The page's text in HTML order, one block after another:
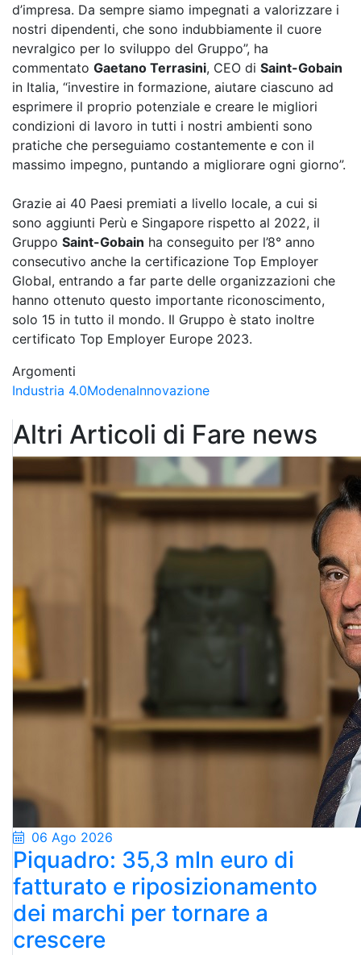
d’impresa. Da sempre siamo impegnati a valorizzare i
nostri dipendenti, che sono indubbiamente il cuore
nevralgico per lo sviluppo del Gruppo”, ha
commentato Gaetano Terrasini, CEO di Saint-Gobain
in Italia, “investire in formazione, aiutare ciascuno ad
esprimere il proprio potenziale e creare le migliori
condizioni di lavoro in tutti i nostri ambienti sono
pratiche che perseguiamo costantemente e con il
massimo impegno, puntando a migliorare ogni giorno”.
Grazie ai 40 Paesi premiati a livello locale, a cui si
sono aggiunti Perù e Singapore rispetto al 2022, il
Gruppo Saint-Gobain ha conseguito per l’8° anno
consecutivo anche la certificazione Top Employer
Global, entrando a far parte delle organizzazioni che
hanno ottenuto questo importante riconoscimento,
solo 15 in tutto il mondo. Il Gruppo è stato inoltre
certificato Top Employer Europe 2023.
Argomenti
Industria 4.0ModenaInnovazione
Altri Articoli di Fare news
06 Ago 2026
Piquadro: 35,3 mln euro di
fatturato e riposizionamento
dei marchi per tornare a
crescere